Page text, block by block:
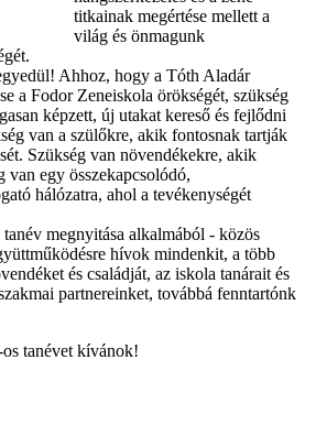
titkainak megértése mellett a
világ és önmagunk
Ahhoz, hogy a Tóth Aladár
a Fodor Zeneiskola örökségét, szükség
képzett, új utakat kereső és fejlődni
van a szülőkre, akik fontosnak tartják
Szükség van növendékekre, akik
van egy összekapcsolódó,
hálózatra, ahol a tevékenységét
megnyitása alkalmából - közös
hívok mindenkit, a több
és családját, az iskola tanárait és
partnereinket, továbbá fenntartónk
tanévet kívánok!